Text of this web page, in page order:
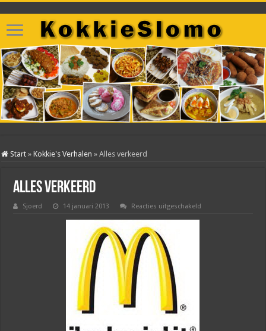
Start » Kokkie's Verhalen » Alles verkeerd
Alles verkeerd
Sjoerd 14 januari 2013 Reacties uitgeschakeld